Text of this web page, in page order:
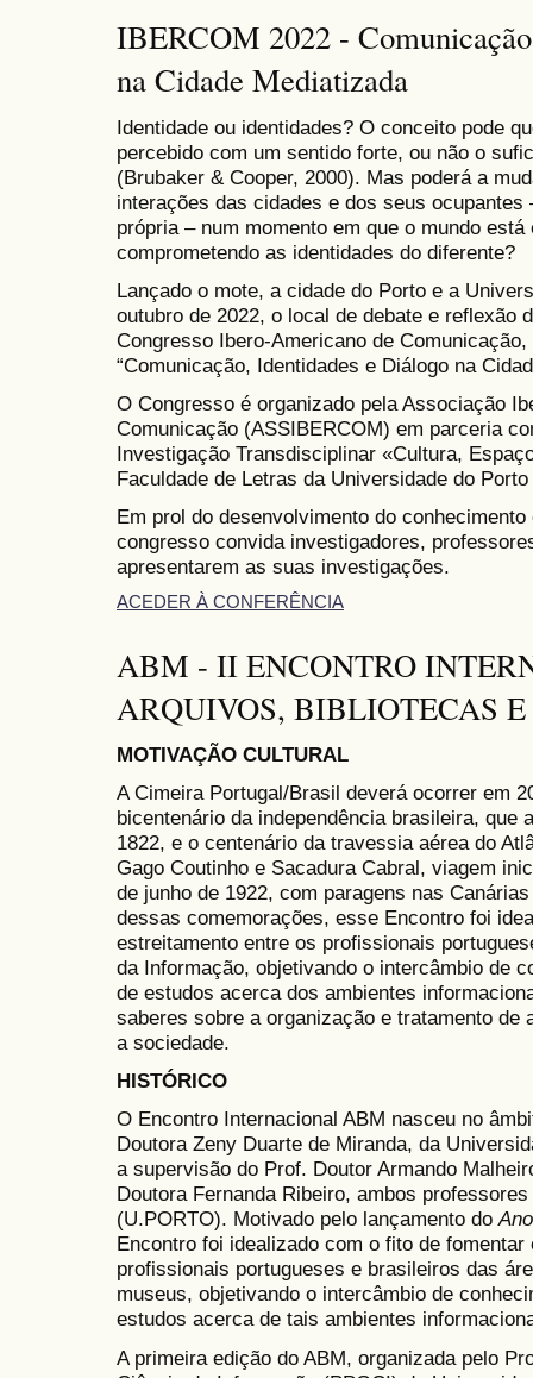
IBERCOM 2022 -
na Cidade Mediatizada
Identidade ou identidades? O conceito pode
percebido com um sentido forte, ou não o
(Brubaker & Cooper, 2000). Mas poderá a
interações das cidades e dos seus
própria – num momento em que o mundo
comprometendo as identidades do diferente?
Lançado o mote, a cidade do Porto e a
outubro de 2022, o local de debate e reflexão
Congresso Ibero-Americano de
“Comunicação, Identidades e Diálogo na
O Congresso é organizado pela Associação
Comunicação (ASSIBERCOM) em parceria
Investigação Transdisciplinar «Cultura,
Faculdade de Letras da Universidade do
Em prol do desenvolvimento do
congresso convida investigadores,
apresentarem as suas investigações.
ACEDER À CONFERÊNCIA
ABM - II ENCONTRO
ARQUIVOS, BIBLIOTECAS
MOTIVAÇÃO CULTURAL
A Cimeira Portugal/Brasil deverá ocorrer em
bicentenário da independência brasileira, que
1822, e o centenário da travessia aérea do
Gago Coutinho e Sacadura Cabral, viagem
de junho de 1922, com paragens nas
dessas comemorações, esse Encontro foi
estreitamento entre os profissionais
da Informação, objetivando o intercâmbio de
de estudos acerca dos ambientes
saberes sobre a organização e tratamento de
a sociedade.
HISTÓRICO
O Encontro Internacional ABM nasceu no
Doutora Zeny Duarte de Miranda, da
a supervisão do Prof. Doutor Armando
Doutora Fernanda Ribeiro, ambos
(U.PORTO). Motivado pelo lançamento do
Encontro foi idealizado com o fito de
profissionais portugueses e brasileiros das
museus, objetivando o intercâmbio de
estudos acerca de tais ambientes
A primeira edição do ABM, organizada pelo